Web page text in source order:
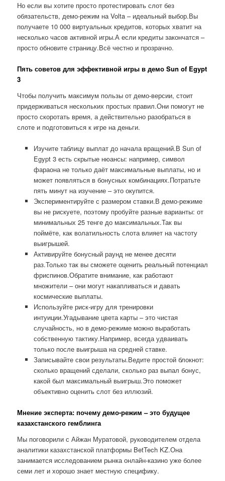
Но если вы хотите просто протестировать слот без
обязательств, демо-режим на Volta – идеальный выбор.Вы
получаете 10 000 виртуальных кредитов, которых хватит на
несколько часов активной игры.А если кредиты закончатся –
просто обновите страницу.Всё честно и прозрачно.
Пять советов для эффективной игры в демо Sun of Egypt
3
Чтобы получить максимум пользы от демо-версии, стоит
придерживаться нескольких простых правил.Они помогут не
просто скоротать время, а действительно разобраться в
слоте и подготовиться к игре на деньги.
Изучите таблицу выплат до начала вращений.В Sun of
Egypt 3 есть скрытые нюансы: например, символ
фараона не только даёт максимальные выплаты, но и
может появляться в бонусных комбинациях.Потратьте
пять минут на изучение – это окупится.
Экспериментируйте с размером ставки.В демо-режиме
вы не рискуете, поэтому пробуйте разные варианты: от
минимальных 25 тенге до максимальных.Так вы
поймёте, как волатильность слота влияет на частоту
выигрышей.
Активируйте бонусный раунд не менее десяти
раз.Только так вы сможете оценить реальный потенциал
фриспинов.Обратите внимание, как работают
множители – они могут накапливаться и давать
космические выплаты.
Используйте риск-игру для тренировки
интуиции.Угадывание цвета карты – это чистая
случайность, но в демо-режиме можно выработать
собственную тактику.Например, всегда удваивать
только после выигрыша на средней ставке.
Записывайте свои результаты.Ведите простой блокнот:
сколько вращений сделали, сколько раз выпал бонус,
какой был максимальный выигрыш.Это поможет
объективно оценить слот без иллюзий.
Мнение эксперта: почему демо-режим – это будущее
казахстанского гемблинга
Мы поговорили с Айжан Муратовой, руководителем отдела
аналитики казахстанской платформы BetTech KZ.Она
занимается исследованием рынка онлайн-казино уже более
семи лет и хорошо знает местную специфику.